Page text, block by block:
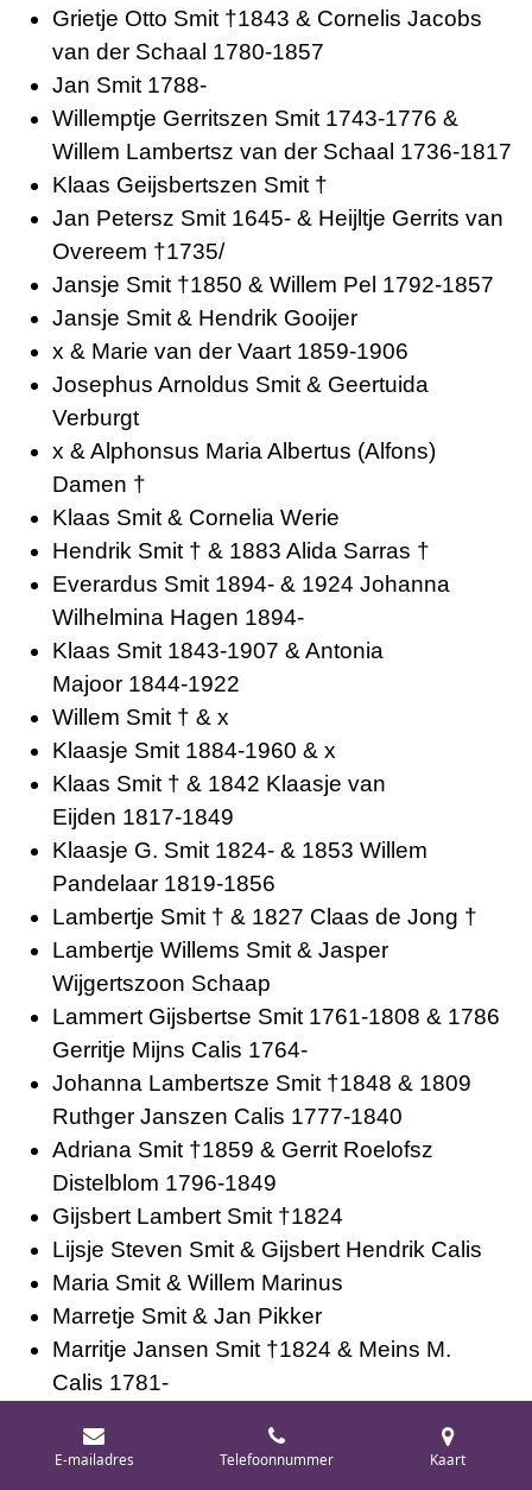
Grietje Otto Smit †1843 & Cornelis Jacobs
van der Schaal 1780-1857
Jan Smit 1788-
Willemptje Gerritszen Smit 1743-1776 &
Willem Lambertsz van der Schaal 1736-1817
Klaas Geijsbertszen Smit †
Jan Petersz Smit 1645- & Heijltje Gerrits van
Overeem †1735/
Jansje Smit †1850 & Willem Pel 1792-1857
Jansje Smit & Hendrik Gooijer
x & Marie van der Vaart 1859-1906
Josephus Arnoldus Smit & Geertuida
Verburgt
x & Alphonsus Maria Albertus (Alfons)
Damen †
Klaas Smit & Cornelia Werie
Hendrik Smit † & 1883 Alida Sarras †
Everardus Smit 1894- & 1924 Johanna
Wilhelmina Hagen 1894-
Klaas Smit 1843-1907 & Antonia
Majoor 1844-1922
Willem Smit † & x
Klaasje Smit 1884-1960 & x
Klaas Smit † & 1842 Klaasje van
Eijden 1817-1849
Klaasje G. Smit 1824- & 1853 Willem
Pandelaar 1819-1856
Lambertje Smit † & 1827 Claas de Jong †
Lambertje Willems Smit & Jasper
Wijgertszoon Schaap
Lammert Gijsbertse Smit 1761-1808 & 1786
Gerritje Mijns Calis 1764-
Johanna Lambertsze Smit †1848 & 1809
Ruthger Janszen Calis 1777-1840
Adriana Smit †1859 & Gerrit Roelofsz
Distelblom 1796-1849
Gijsbert Lambert Smit †1824
Lijsje Steven Smit & Gijsbert Hendrik Calis
Maria Smit & Willem Marinus
Marretje Smit & Jan Pikker
Marritje Jansen Smit †1824 & Meins M.
Calis 1781-
Meijning 1876-
E-mailadres Telefoonnummer Kaart